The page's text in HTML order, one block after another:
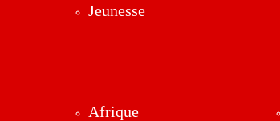
Jeunesse
Afrique